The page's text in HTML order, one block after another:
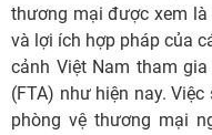
thương mại được xem là
và lợi ích hợp pháp của
cảnh Việt Nam tham
(FTA) như hiện nay.
phòng vệ thương mại